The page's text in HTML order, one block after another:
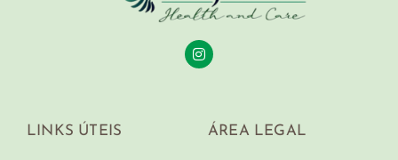
LINKS ÚTEIS ÁREA LEGAL